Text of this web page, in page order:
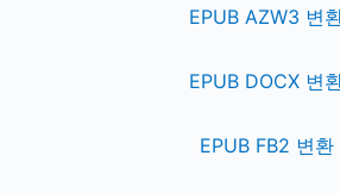
EPUB AZW3 변
EPUB DOCX 변
EPUB FB2 변환